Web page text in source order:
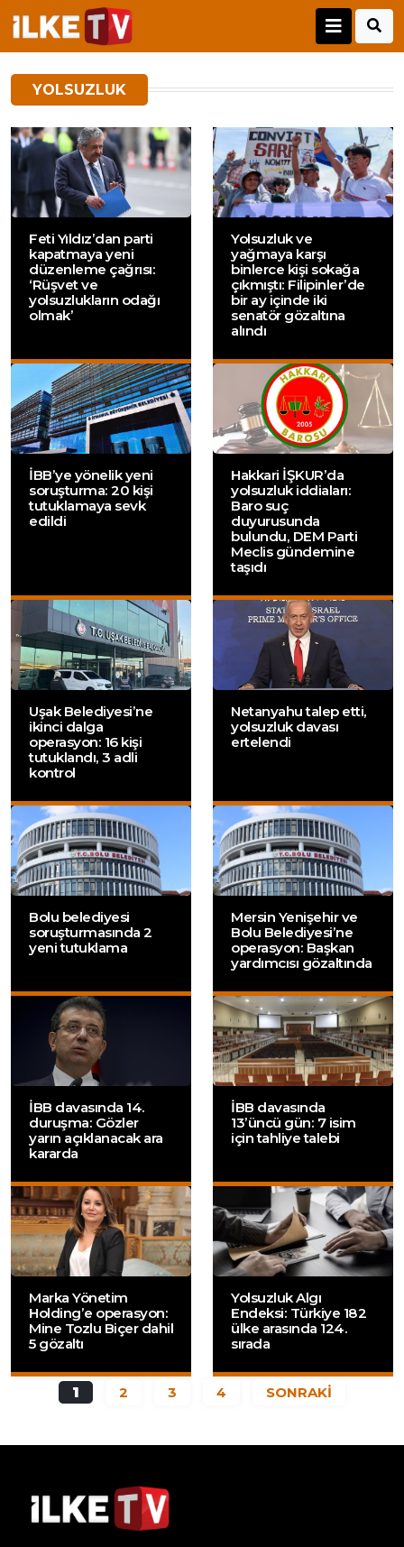
YOLSUZLUK
Feti Yıldız’dan parti
kapatmaya yeni
düzenleme çağrısı:
‘Rüşvet ve
yolsuzlukların odağı
olmak’
Yolsuzluk ve
yağmaya karşı
binlerce kişi sokağa
çıkmıştı: Filipinler’de
bir ay içinde iki
senatör gözaltına
alındı
İBB’ye yönelik yeni
soruşturma: 20 kişi
tutuklamaya sevk
edildi
Hakkari İŞKUR’da
yolsuzluk iddiaları:
Baro suç
duyurusunda
bulundu, DEM Parti
Meclis gündemine
taşıdı
Uşak Belediyesi’ne
ikinci dalga
operasyon: 16 kişi
tutuklandı, 3 adli
kontrol
Netanyahu talep etti,
yolsuzluk davası
ertelendi
Bolu belediyesi
soruşturmasında 2
yeni tutuklama
Mersin Yenişehir ve
Bolu Belediyesi’ne
operasyon: Başkan
yardımcısı gözaltında
İBB davasında 14.
duruşma: Gözler
yarın açıklanacak ara
kararda
İBB davasında
13’üncü gün: 7 isim
için tahliye talebi
Marka Yönetim
Holding’e operasyon:
Mine Tozlu Biçer dahil
5 gözaltı
Yolsuzluk Algı
Endeksi: Türkiye 182
ülke arasında 124.
sırada
1 2 3 4 SONRAKİ